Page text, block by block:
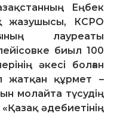
Еңбек
жазушысы, КСРО
лауреаты
биыл 100
әкесі болған
жатқан құрмет –
молайта түсудің
әдебиетінің